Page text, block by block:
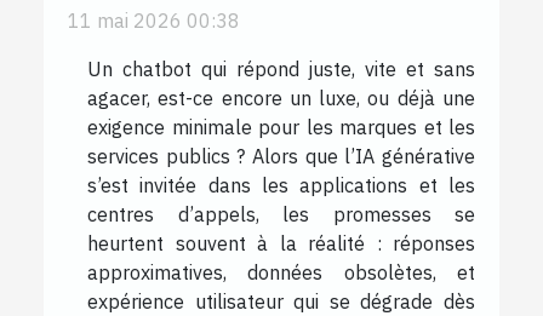
11 mai 2026 00:38
Un chatbot qui répond juste, vite et sans
agacer, est-ce encore un luxe, ou déjà une
exigence minimale pour les marques et les
services publics ? Alors que l’IA générative
s’est invitée dans les applications et les
centres d’appels, les promesses se
heurtent souvent à la réalité : réponses
approximatives, données obsolètes, et
expérience utilisateur qui se dégrade dès